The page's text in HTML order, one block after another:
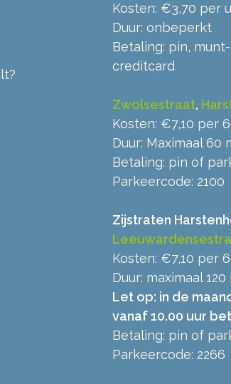
Kosten: €3,70 per
Duur: onbeperkt
Betaling: pin,
creditcard
Zwolsestraat,
Kosten: €7,10 per
Duur: Maximaal 60
Betaling: pin of
Parkeercode: 2100
Zijstraten
Kosten: €7,10 per
Duur: maximaal
Let op: in de
vanaf 10.00 uur
Betaling: pin of
Parkeercode: 2266